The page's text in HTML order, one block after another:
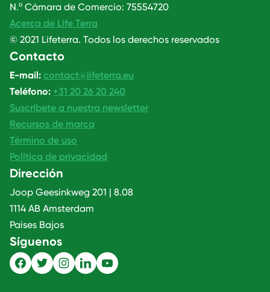
N.º Cámara de Comercio: 75554720
Acerca de Life Terra
© 2021 Lifeterra. Todos los derechos reservados
Contacto
E-mail: contact@lifeterra.eu
Teléfono: +31 20 26 20 240
Suscríbete a nuestra newsletter
Recursos de marca
Término de uso
Política de privacidad
Dirección
Joop Geesinkweg 201 | 8.08
1114 AB Amsterdam
Paises Bajos
Síguenos